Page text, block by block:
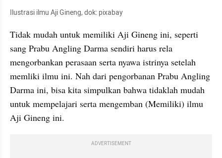
Ilustrasi ilmu Aji Gineng, dok: pixabay
Tidak mudah untuk memiliki Aji Gineng ini, seperti
sang Prabu Angling Darma sendiri harus rela
mengorbankan perasaan serta nyawa istrinya setelah
memliki ilmu ini. Nah dari pengorbanan Prabu Angling
Darma ini, bisa kita simpulkan bahwa tidaklah mudah
untuk mempelajari serta mengemban (Memiliki) ilmu
Aji Gineng ini.
ADVERTISEMENT